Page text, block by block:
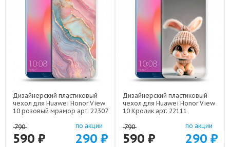
Дизайнерский пластиковый
чехол для Huawei Honor View
10 розовый мрамор арт: 22307
790
590 ₽
по акции
290 ₽
Дизайнерский пластиковый
чехол для Huawei Honor View
10 Кролик арт: 22111
790
590 ₽
по акции
290 ₽